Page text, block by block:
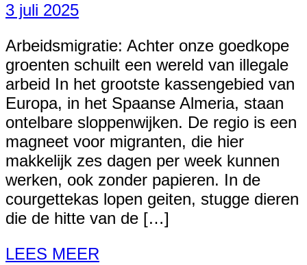
3 juli 2025
Arbeidsmigratie: Achter onze goedkope
groenten schuilt een wereld van illegale
arbeid In het grootste kassengebied van
Europa, in het Spaanse Almeria, staan
ontelbare sloppenwijken. De regio is een
magneet voor migranten, die hier
makkelijk zes dagen per week kunnen
werken, ook zonder papieren. In de
courgettekas lopen geiten, stugge dieren
die de hitte van de […]
LEES MEER